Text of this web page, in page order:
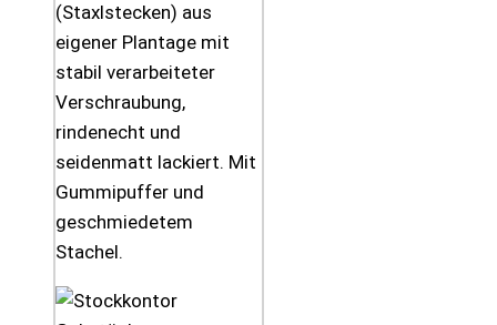
(Staxlstecken) aus
eigener Plantage mit
stabil verarbeiteter
Verschraubung,
rindenecht und
seidenmatt lackiert. Mit
Gummipuffer und
geschmiedetem
Stachel.